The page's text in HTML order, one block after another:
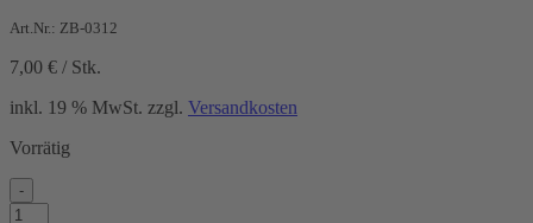
Art.Nr.: ZB-0312
7,00 € / Stk.
inkl. 19 % MwSt. zzgl. Versandkosten
Vorrätig
-
Bündchen,